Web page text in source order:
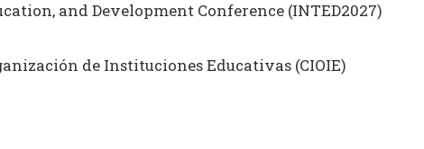
and Development Conference (INTED2027)
de Instituciones Educativas (CIOIE)